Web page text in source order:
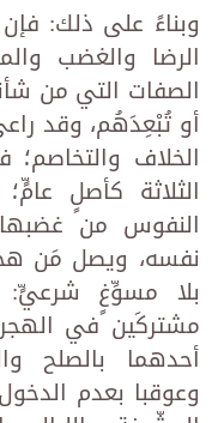
وبناءً على ذلك:
الرضا والغضب
الصفات التي من
أو تُبْعِدَهُم، وقد
الخلاف والتخاصم؛
الثلاثة كأصلٍ
النفوس من
نفسه، ويصل مَن
بلا مسوِّغٍ شرعيٍّ:
مشتركَين في
أحدهما بالصلح
وعوقبا بعدم